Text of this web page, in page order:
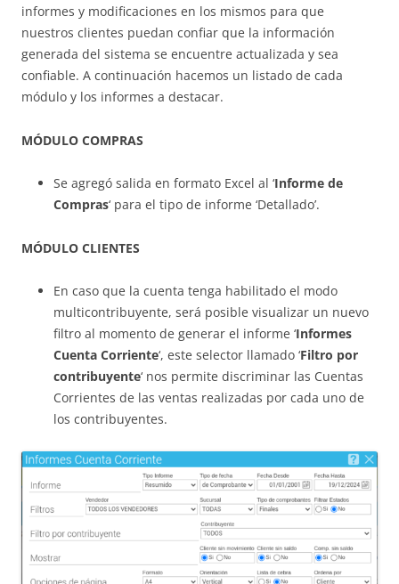
informes y modificaciones en los mismos para que
nuestros clientes puedan confiar que la información
generada del sistema se encuentre actualizada y sea
confiable. A continuación hacemos un listado de cada
módulo y los informes a destacar.
MÓDULO COMPRAS
Se agregó salida en formato Excel al ‘Informe de
Compras‘ para el tipo de informe ‘Detallado’.
MÓDULO CLIENTES
En caso que la cuenta tenga habilitado el modo
multicontribuyente, será posible visualizar un nuevo
filtro al momento de generar el informe ‘Informes
Cuenta Corriente‘, este selector llamado ‘Filtro por
contribuyente‘ nos permite discriminar las Cuentas
Corrientes de las ventas realizadas por cada uno de
los contribuyentes.